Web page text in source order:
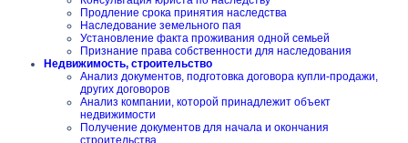
Продление срока принятия наследства
Наследование земельного пая
Установление факта проживания одной семьей
Признание права собственности для наследования
Недвижимость, строительство
Анализ документов, подготовка договора купли-продажи,
других договоров
Анализ компании, которой принадлежит объект
недвижимости
Получение документов для начала и окончания